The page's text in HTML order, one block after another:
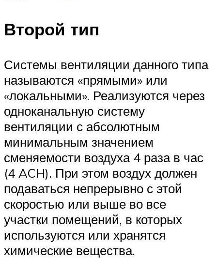
Второй тип
Системы вентиляции данного типа
называются «прямыми» или
«локальными». Реализуются через
одноканальную систему
вентиляции с абсолютным
минимальным значением
сменяемости воздуха 4 раза в час
(4 ACH). При этом воздух должен
подаваться непрерывно с этой
скоростью или выше во все
участки помещений, в которых
используются или хранятся
химические вещества.